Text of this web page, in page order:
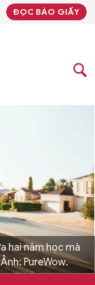
ĐỌC BÁO GIẤY
hai năm học mà
PureWow.